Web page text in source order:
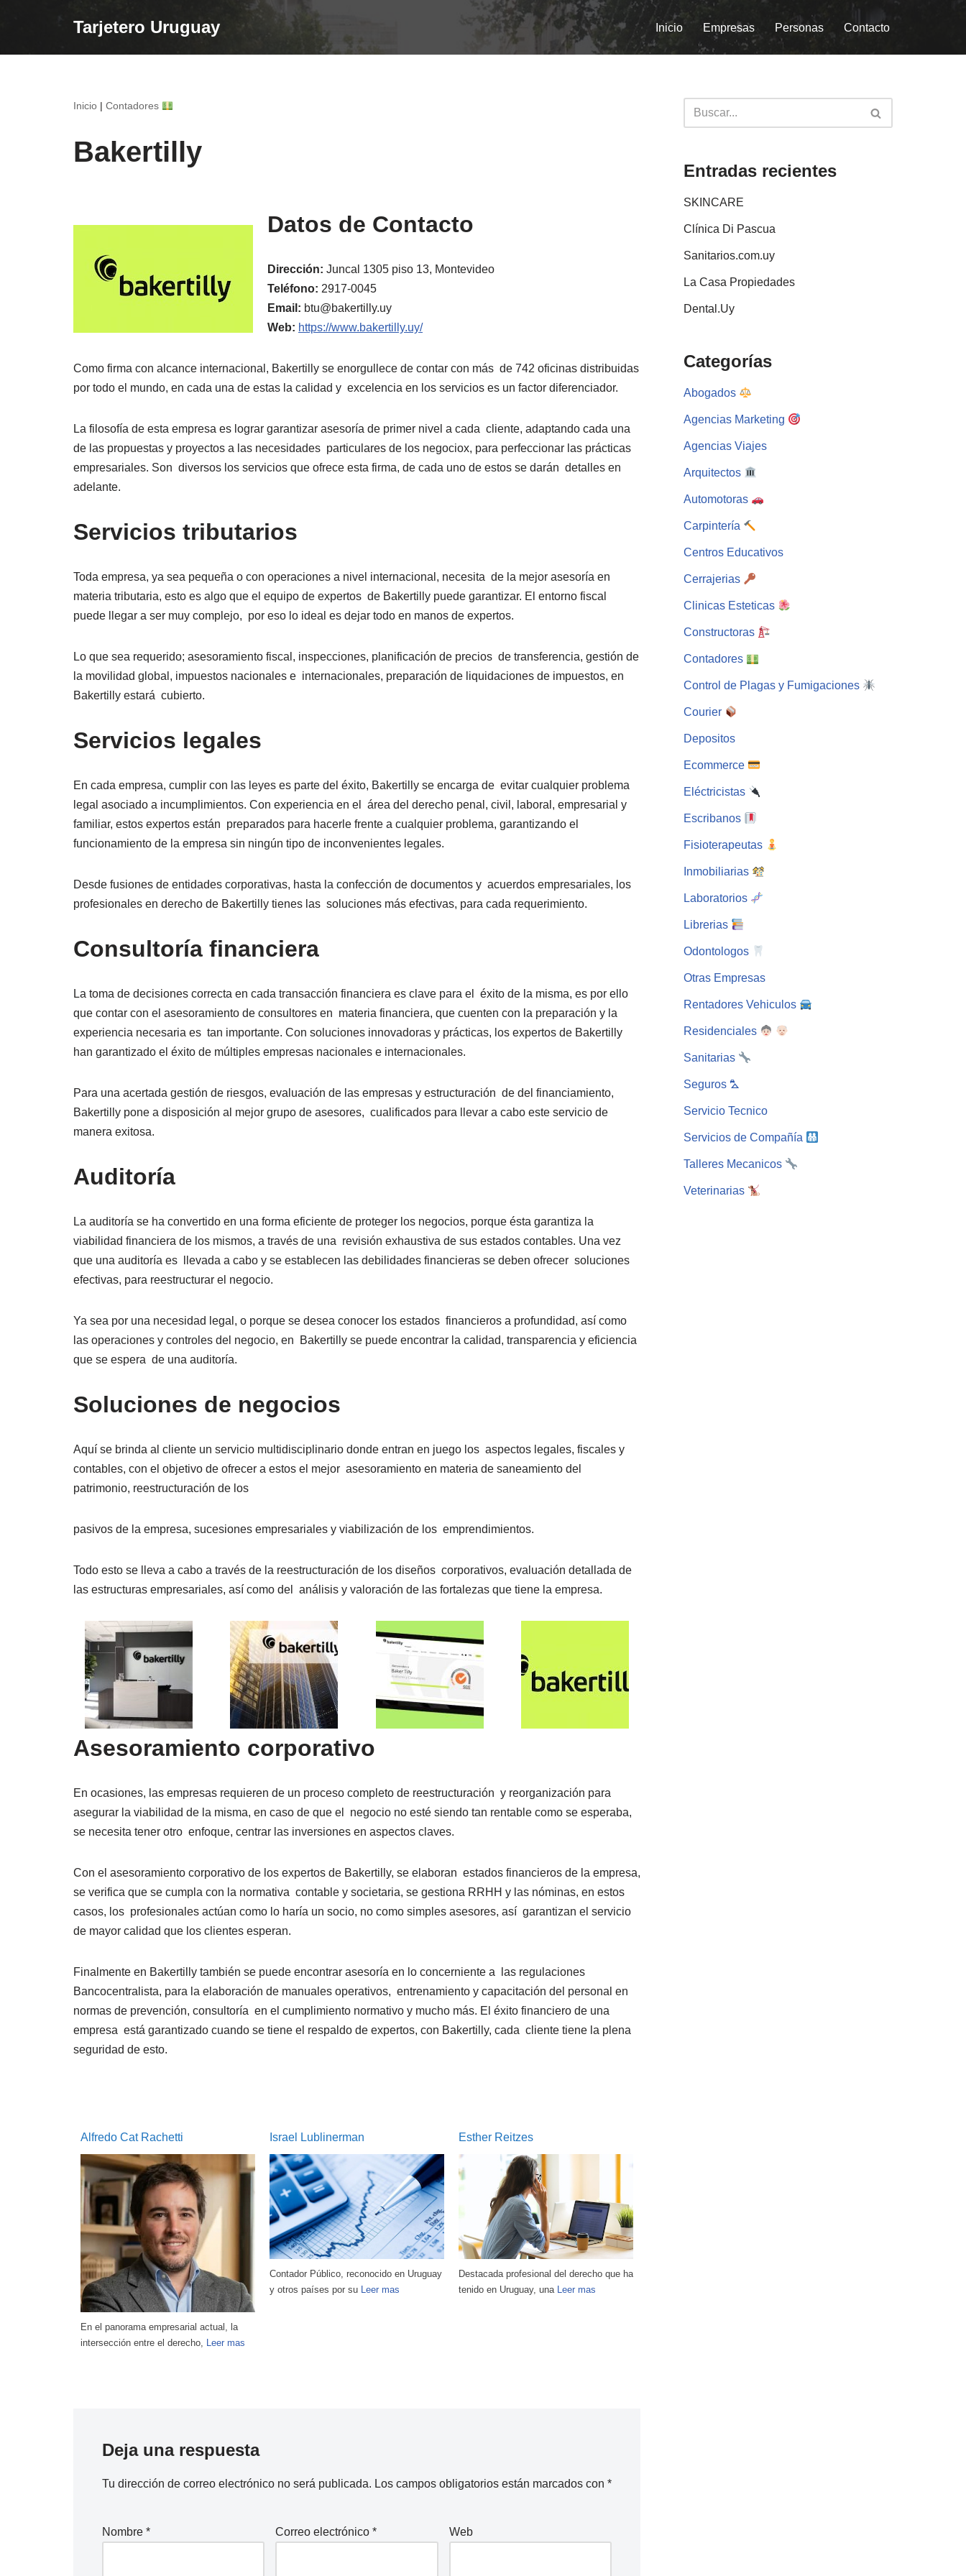
Tarjetero Uruguay Inicio Empresas Personas Contacto
Inicio | Contadores
Bakertilly
Datos de Contacto
Dirección: Juncal 1305 piso 13, Montevideo
Teléfono: 2917-0045
Email: btu@bakertilly.uy
Web: https://www.bakertilly.uy/
Como firma con alcance internacional, Bakertilly se enorgullece de contar con más de 742 oficinas distribuidas
por todo el mundo, en cada una de estas la calidad y excelencia en los servicios es un factor diferenciador.
La filosofía de esta empresa es lograr garantizar asesoría de primer nivel a cada cliente, adaptando cada una
de las propuestas y proyectos a las necesidades particulares de los negociox, para perfeccionar las prácticas
empresariales. Son diversos los servicios que ofrece esta firma, de cada uno de estos se darán detalles en
adelante.
Servicios tributarios
Toda empresa, ya sea pequeña o con operaciones a nivel internacional, necesita de la mejor asesoría en
materia tributaria, esto es algo que el equipo de expertos de Bakertilly puede garantizar. El entorno fiscal
puede llegar a ser muy complejo, por eso lo ideal es dejar todo en manos de expertos.
Lo que sea requerido; asesoramiento fiscal, inspecciones, planificación de precios de transferencia, gestión de
la movilidad global, impuestos nacionales e internacionales, preparación de liquidaciones de impuestos, en
Bakertilly estará cubierto.
Servicios legales
En cada empresa, cumplir con las leyes es parte del éxito, Bakertilly se encarga de evitar cualquier problema
legal asociado a incumplimientos. Con experiencia en el área del derecho penal, civil, laboral, empresarial y
familiar, estos expertos están preparados para hacerle frente a cualquier problema, garantizando el
funcionamiento de la empresa sin ningún tipo de inconvenientes legales.
Desde fusiones de entidades corporativas, hasta la confección de documentos y acuerdos empresariales, los
profesionales en derecho de Bakertilly tienes las soluciones más efectivas, para cada requerimiento.
Consultoría financiera
La toma de decisiones correcta en cada transacción financiera es clave para el éxito de la misma, es por ello
que contar con el asesoramiento de consultores en materia financiera, que cuenten con la preparación y la
experiencia necesaria es tan importante. Con soluciones innovadoras y prácticas, los expertos de Bakertilly
han garantizado el éxito de múltiples empresas nacionales e internacionales.
Para una acertada gestión de riesgos, evaluación de las empresas y estructuración de del financiamiento,
Bakertilly pone a disposición al mejor grupo de asesores, cualificados para llevar a cabo este servicio de
manera exitosa.
Auditoría
La auditoría se ha convertido en una forma eficiente de proteger los negocios, porque ésta garantiza la
viabilidad financiera de los mismos, a través de una revisión exhaustiva de sus estados contables. Una vez
que una auditoría es llevada a cabo y se establecen las debilidades financieras se deben ofrecer soluciones
efectivas, para reestructurar el negocio.
Ya sea por una necesidad legal, o porque se desea conocer los estados financieros a profundidad, así como
las operaciones y controles del negocio, en Bakertilly se puede encontrar la calidad, transparencia y eficiencia
que se espera de una auditoría.
Soluciones de negocios
Aquí se brinda al cliente un servicio multidisciplinario donde entran en juego los aspectos legales, fiscales y
contables, con el objetivo de ofrecer a estos el mejor asesoramiento en materia de saneamiento del
patrimonio, reestructuración de los
pasivos de la empresa, sucesiones empresariales y viabilización de los emprendimientos.
Todo esto se lleva a cabo a través de la reestructuración de los diseños corporativos, evaluación detallada de
las estructuras empresariales, así como del análisis y valoración de las fortalezas que tiene la empresa.
Asesoramiento corporativo
En ocasiones, las empresas requieren de un proceso completo de reestructuración y reorganización para
asegurar la viabilidad de la misma, en caso de que el negocio no esté siendo tan rentable como se esperaba,
se necesita tener otro enfoque, centrar las inversiones en aspectos claves.
Con el asesoramiento corporativo de los expertos de Bakertilly, se elaboran estados financieros de la empresa,
se verifica que se cumpla con la normativa contable y societaria, se gestiona RRHH y las nóminas, en estos
casos, los profesionales actúan como lo haría un socio, no como simples asesores, así garantizan el servicio
de mayor calidad que los clientes esperan.
Finalmente en Bakertilly también se puede encontrar asesoría en lo concerniente a las regulaciones
Bancocentralista, para la elaboración de manuales operativos, entrenamiento y capacitación del personal en
normas de prevención, consultoría en el cumplimiento normativo y mucho más. El éxito financiero de una
empresa está garantizado cuando se tiene el respaldo de expertos, con Bakertilly, cada cliente tiene la plena
seguridad de esto.
Israel Lublinerman
Contador Público, reconocido en Uruguay
y otros países por suLeer mas
Esther Reitzes
Destacada profesional del derecho que ha
tenido en Uruguay, unaLeer mas
Alfredo Cat Rachetti
Deja una respuesta
Tu dirección de correo electrónico no será publicada. Los campos obligatorios están marcados con *
Nombre * Correo electrónico* Web
Entradas recientes
SKINCARE
Clínica Di Pascua
Sanitarios.com.uy
La Casa Propiedades
Dental.Uy
Categorías
Abogados
Agencias Marketing
Agencias Viajes
Arquitectos
Automotoras
Carpintería
Centros Educativos
Cerrajerias
Clinicas Esteticas
Constructoras
Contadores
Control de Plagas y Fumigaciones
Courier
Depositos
Ecommerce
Eléctricistas
Escribanos
Fisioterapeutas
Inmobiliarias
Laboratorios
Librerias
Odontologos
Otras Empresas
Rentadores Vehiculos
Residenciales
Sanitarias
Seguros ⛍
Servicio Tecnico
Servicios de Compañía
Talleres Mecanicos
Veterinarias